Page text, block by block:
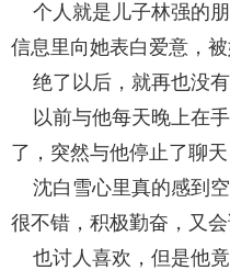
个人就是儿子林强的
信息里向她表白爱意，
绝了以后，就再也没有
以前与他每天晚上在
了，突然与他停止了聊天
沈白雪心里真的感到
很不错，积极勤奋，又会
也讨人喜欢，但是他